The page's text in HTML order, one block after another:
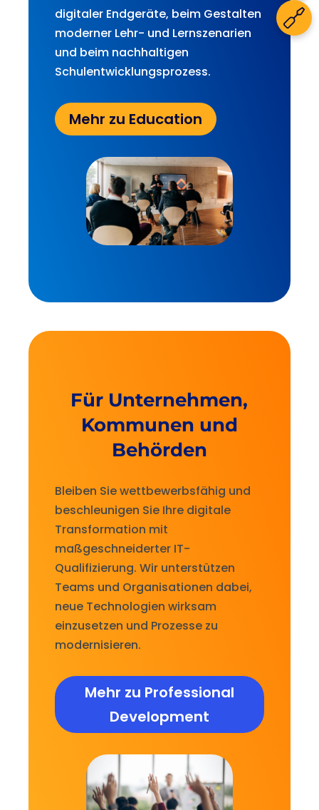
digitaler Endgeräte, beim Gestalten
moderner Lehr- und Lernszenarien
und beim nachhaltigen
Schulentwicklungsprozess.
Mehr zu Education
Für Unternehmen,
Kommunen und
Behörden
Bleiben Sie wettbewerbsfähig und
beschleunigen Sie Ihre digitale
Transformation mit
maßgeschneiderter IT-
Qualifizierung. Wir unterstützen
Teams und Organisationen dabei,
neue Technologien wirksam
einzusetzen und Prozesse zu
modernisieren.
Mehr zu Professional
Development